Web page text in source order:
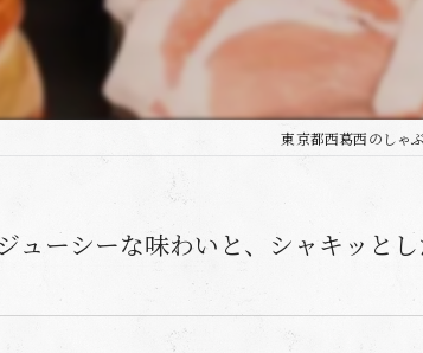
東京都西葛西のしゃ
ューシーな味わいと、シャキッと